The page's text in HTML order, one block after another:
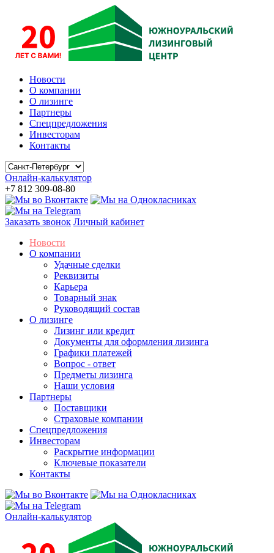
Новости
О компании
О лизинге
Партнеры
Спецпредложения
Инвесторам
Контакты
Онлайн-калькулятор
+7 812 309-08-80
Заказать звонок Личный кабинет
Новости
О компании
Удачные сделки
Реквизиты
Карьера
Товарный знак
Руководящий состав
О лизинге
Лизинг или кредит
Документы для оформления лизинга
Графики платежей
Вопрос - ответ
Предметы лизинга
Наши условия
Партнеры
Поставщики
Страховые компании
Спецпредложения
Инвесторам
Раскрытие информации
Ключевые показатели
Контакты
Онлайн-калькулятор